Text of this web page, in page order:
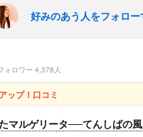
好みのあう人をフォロー
ォロワー 4,378人
ップ！口コミ
マルゲリータ──てんしばの